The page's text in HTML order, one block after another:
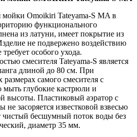
мойки Omoikiri Tateyama-S MA в
функционального
из латуни, имеет покрытие из
не подвержено воздействию
особого ухода.
смесителя Tateyama-S является
длиной до 80 см. При
самого смесителя с
глубокие кастрюли и
высоты. Пластиковый аэратор с
не засоряется известковой взвесью
бесшумный поток воды без
диаметр 35 мм.